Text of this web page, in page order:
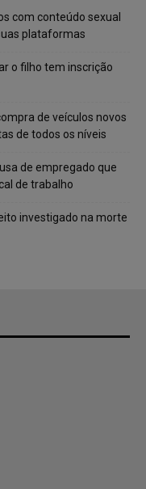
com conteúdo sexual
plataformas
o filho tem inscrição
de veículos novos
de todos os níveis
de empregado que
de trabalho
investigado na morte